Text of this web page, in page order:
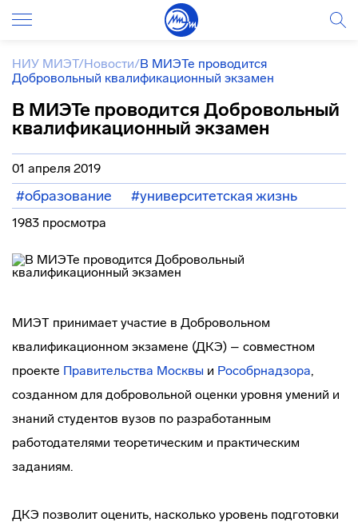
НИУ МИЭТ/Новости/В МИЭТе проводится
Добровольный квалификационный экзамен
В МИЭТе проводится Добровольный
квалификационный экзамен
01 апреля 2019
#образование #университетская жизнь
1983 просмотра
МИЭТ принимает участие в Добровольном
квалификационном экзамене (ДКЭ) – совместном
проекте Правительства Москвы и Рособрнадзора,
созданном для добровольной оценки уровня умений и
знаний студентов вузов по разработанным
работодателями теоретическим и практическим
заданиям.
ДКЭ позволит оценить, насколько уровень подготовки